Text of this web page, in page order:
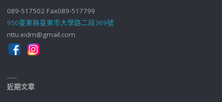
089-517502 Fax089-517799
950臺東縣臺東市大學路二段369號
nttu.eidm@gmail.com
近期文章